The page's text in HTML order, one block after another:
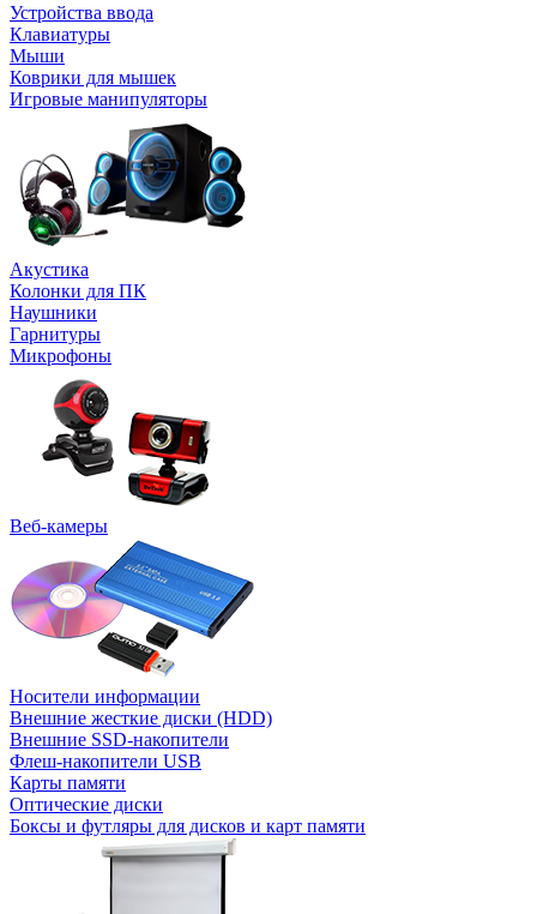
Устройства ввода
Клавиатуры
Мыши
Коврики для мышек
Игровые манипуляторы
Акустика
Колонки для ПК
Наушники
Гарнитуры
Микрофоны
Веб-камеры
Носители информации
Внешние жесткие диски (HDD)
Внешние SSD-накопители
Флеш-накопители USB
Карты памяти
Оптические диски
Боксы и футляры для дисков и карт памяти